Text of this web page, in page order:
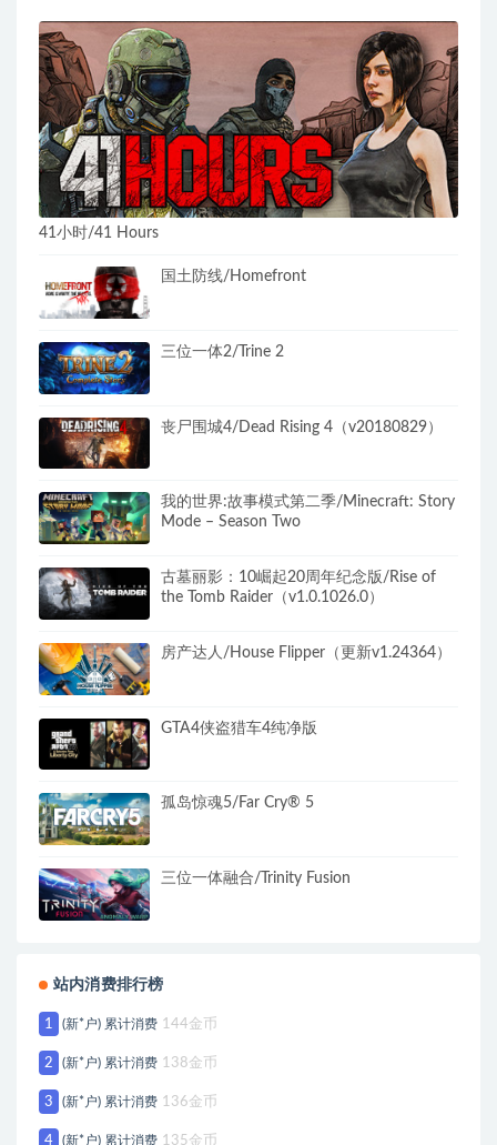
41小时/41 Hours
国土防线/Homefront
三位一体2/Trine 2
丧尸围城4/Dead Rising 4（v20180829）
我的世界:故事模式第二季/Minecraft: Story
Mode – Season Two
古墓丽影：10崛起20周年纪念版/Rise of
the Tomb Raider（v1.0.1026.0）
房产达人/House Flipper（更新v1.24364）
GTA4侠盗猎车4纯净版
孤岛惊魂5/Far Cry® 5
三位一体融合/Trinity Fusion
站内消费排行榜
1 (新*户) 累计消费 144金币
2 (新*户) 累计消费 138金币
3 (新*户) 累计消费 136金币
4 (新*户) 累计消费 135金币